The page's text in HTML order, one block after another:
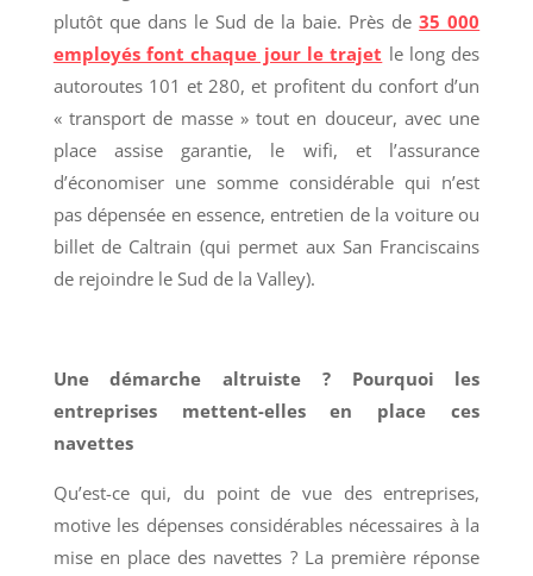
plutôt que dans le Sud de la baie. Près de35 000
employés font chaque jour le trajet le long des
autoroutes 101 et 280, et profitent du confort d’un
« transport de masse » tout en douceur, avec une
place assise garantie, le wifi, et l’assurance
d’économiser une somme considérable qui n’est
pas dépensée en essence, entretien de la voiture ou
billet de Caltrain (qui permet aux San Franciscains
de rejoindre le Sud de la Valley).
Une démarche altruiste ? Pourquoi les
entreprises mettent-elles en place ces
navettes
Qu’est-ce qui, du point de vue des entreprises,
motive les dépenses considérables nécessaires à la
mise en place des navettes ? La première réponse